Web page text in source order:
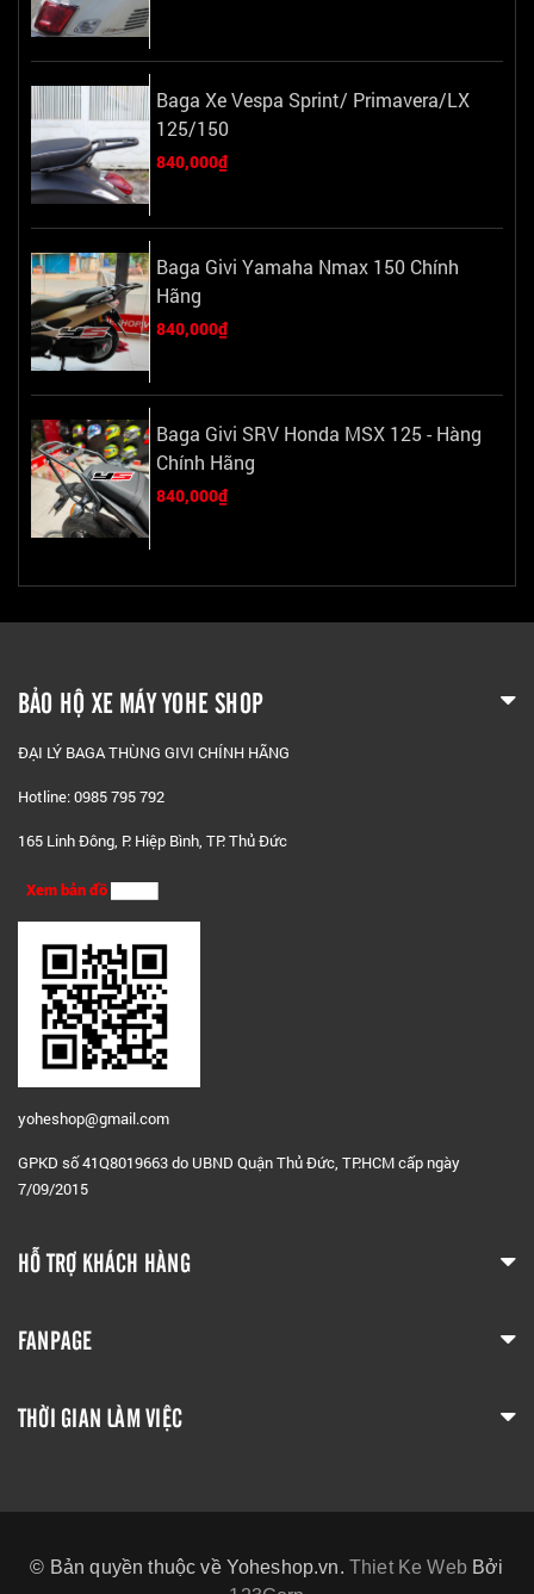
Baga Xe Vespa Sprint/ Primavera/LX
125/150
840,000₫
Baga Givi Yamaha Nmax 150 Chính
Hãng
840,000₫
Baga Givi SRV Honda MSX 125 - Hàng
Chính Hãng
840,000₫
BẢO HỘ XE MÁY YOHE SHOP
ĐẠI LÝ BAGA THÙNG GIVI CHÍNH HÃNG
Hotline: 0985 795 792
165 Linh Đông, P. Hiệp Bình, TP. Thủ Đức
Xem bản đồ
yoheshop@gmail.com
GPKD số 41Q8019663 do UBND Quận Thủ Đức, TP.HCM cấp ngày
7/09/2015
HỖ TRỢ KHÁCH HÀNG
FANPAGE
THỜI GIAN LÀM VIỆC
© Bản quyền thuộc về Yoheshop.vn. Thiet Ke WebBởi